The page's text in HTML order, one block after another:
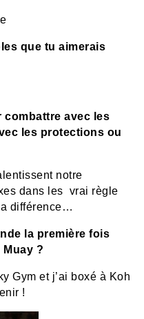
que tu aimerais
combattre avec les
les protections ou
notre
dans les vrai règle
différence…
la première fois
Muay ?
Gym et j’ai boxé à Koh
!